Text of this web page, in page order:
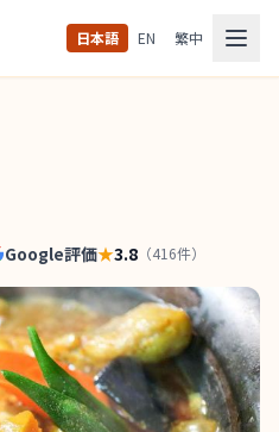
日本語 EN 繁中
Google評価★3.8 （416件）